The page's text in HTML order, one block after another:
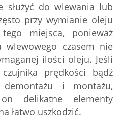
służyć do wlewania lub
przy wymianie oleju
miejsca, ponieważ
wlewowego czasem nie
ilości oleju. Jeśli
prędkości bądź
i montażu,
delikatne elementy
łatwo uszkodzić.